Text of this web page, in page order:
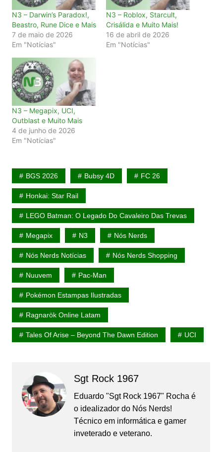
N3 – Darwin’s Paradox!,
Beastro, Rune Dice e Mais
7 de maio de 2026
Em "Notícias"
N3 – Roblox, Starcult,
Crisálida e Muito Mais!
16 de abril de 2026
Em "Notícias"
N3 – Megapix, UCI,
Outblast e Muito Mais
4 de junho de 2026
Em "Notícias"
BGS 2026 Bubsy 4D FC 26
Honkai: Star Rail
LEGO Batman: O Legado Do Cavaleiro Das Trevas
Megapix N3 Nós Nerds
Nós Nerds Notícias Nós Nerds Shopping
Nuuvem Pac-Man
Pokémon Estampas Ilustradas
Ragnarök Online Latam
Tales Of Arise – Beyond The Dawn Edition UCI
Sgt Rock 1967
Eduardo "Sgt Rock 1967" Rocha é
o idealizador do Nós Nerds!
Técnico em informática e gamer
inveterado e veterano.